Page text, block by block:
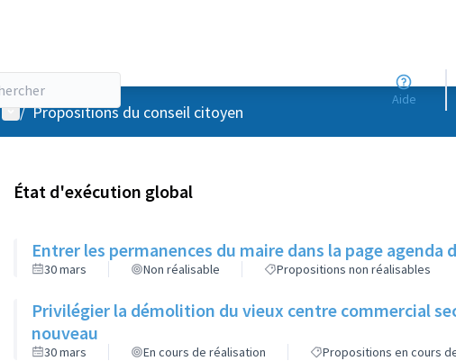
Aide
Menu utilisateur
/ Propositions du conseil citoyen
État d'exécution global
Entrer les permanences du maire dans la page agenda
30 mars Non réalisable Propositions non réalisables
Privilégier la démolition du vieux centre commercial
nouveau
30 mars En cours de réalisation Propositions en cours